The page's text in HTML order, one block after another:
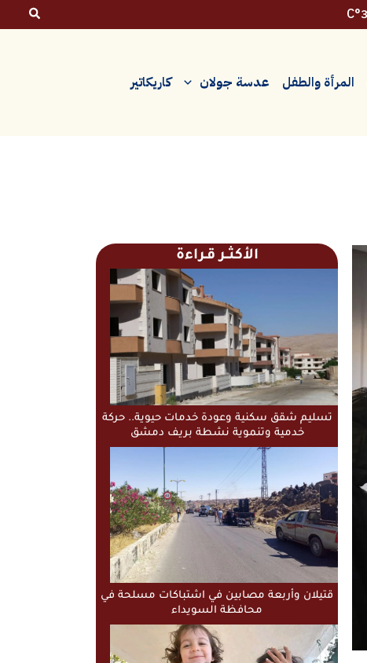
المرأة والطفل عدسة جولان كاريكاتير
الأكثــر قـراءة
تسليم شقق سكنية وعودة خدمات حيوية.. حركة
خدمية وتنموية نشطة بريف دمشق
قتيلان وأربعة مصابين في اشتباكات مسلحة في
محافظة السويداء